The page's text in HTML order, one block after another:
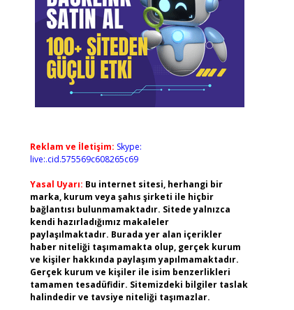
Reklam ve İletişim: Skype:
live:.cid.575569c608265c69
Yasal Uyarı: Bu internet sitesi, herhangi bir
marka, kurum veya şahıs şirketi ile hiçbir
bağlantısı bulunmamaktadır. Sitede yalnızca
kendi hazırladığımız makaleler
paylaşılmaktadır. Burada yer alan içerikler
haber niteliği taşımamakta olup, gerçek kurum
ve kişiler hakkında paylaşım yapılmamaktadır.
Gerçek kurum ve kişiler ile isim benzerlikleri
tamamen tesadüfidir. Sitemizdeki bilgiler taslak
halindedir ve tavsiye niteliği taşımazlar.